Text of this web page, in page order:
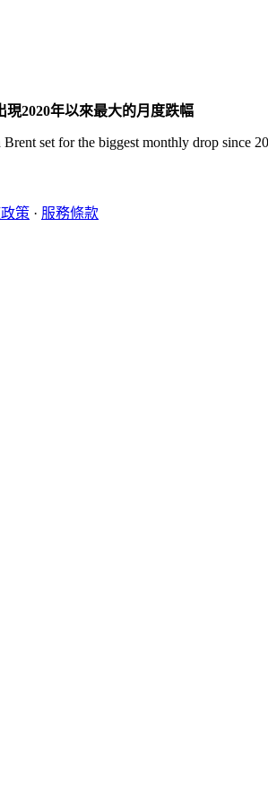
2020年以來最大的月度跌幅
set for the biggest monthly drop since
策 · 服務條款